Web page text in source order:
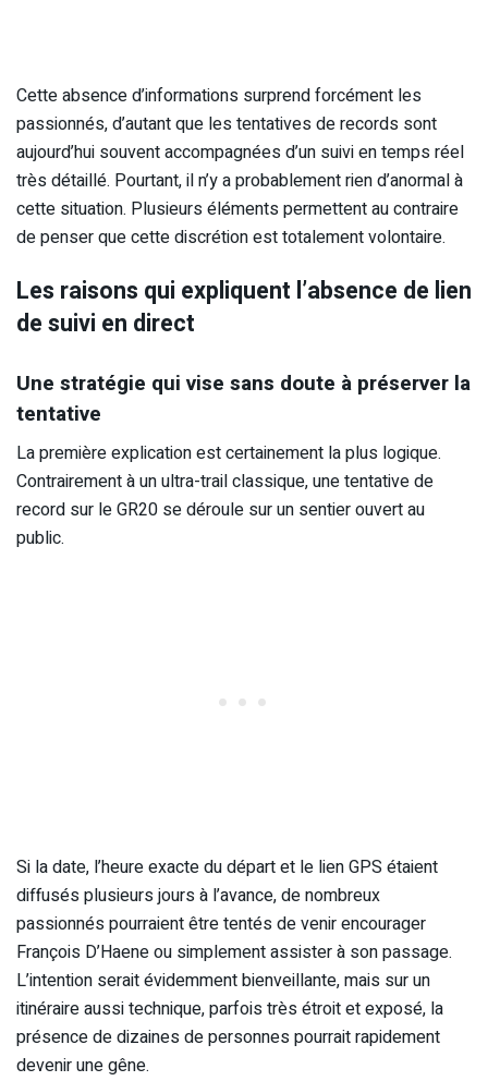
Cette absence d’informations surprend forcément les
passionnés, d’autant que les tentatives de records sont
aujourd’hui souvent accompagnées d’un suivi en temps réel
très détaillé. Pourtant, il n’y a probablement rien d’anormal à
cette situation. Plusieurs éléments permettent au contraire
de penser que cette discrétion est totalement volontaire.
Les raisons qui expliquent l’absence de lien
de suivi en direct
Une stratégie qui vise sans doute à préserver la
tentative
La première explication est certainement la plus logique.
Contrairement à un ultra-trail classique, une tentative de
record sur le GR20 se déroule sur un sentier ouvert au
public.
Si la date, l’heure exacte du départ et le lien GPS étaient
diffusés plusieurs jours à l’avance, de nombreux
passionnés pourraient être tentés de venir encourager
François D’Haene ou simplement assister à son passage.
L’intention serait évidemment bienveillante, mais sur un
itinéraire aussi technique, parfois très étroit et exposé, la
présence de dizaines de personnes pourrait rapidement
devenir une gêne.